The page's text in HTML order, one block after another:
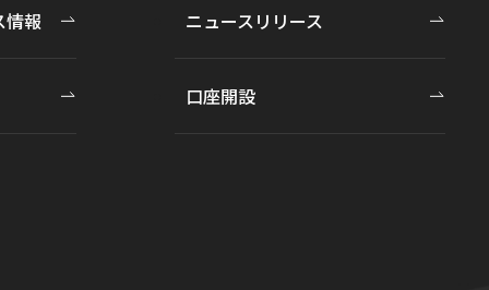
情報 ニュースリリース
口座開設